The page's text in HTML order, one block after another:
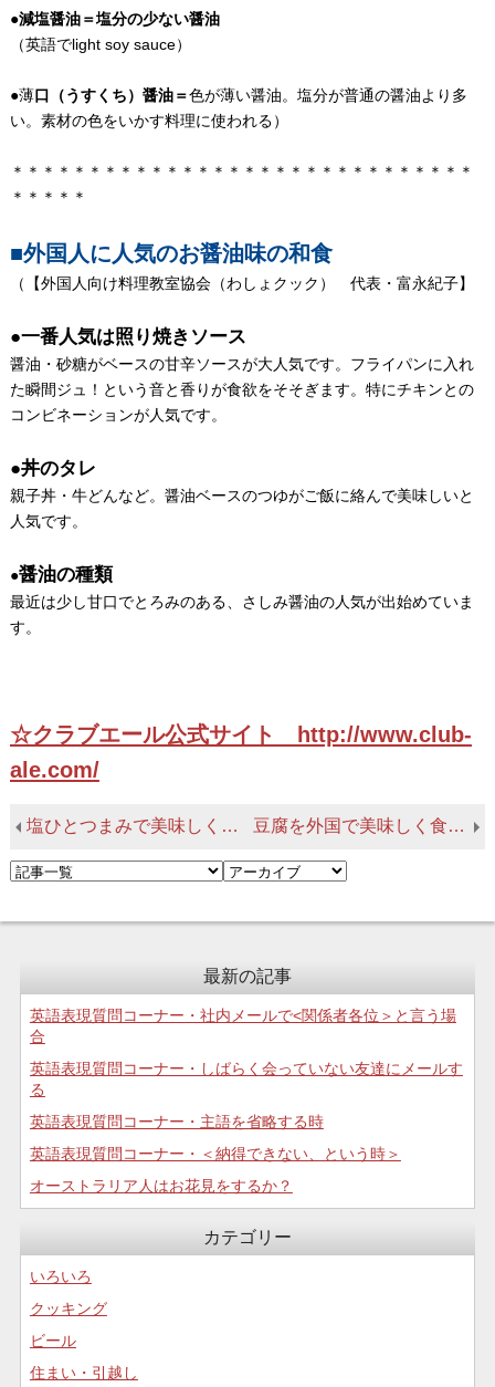
●減塩醤油＝塩分の少ない醤油
（英語でlight soy sauce）
●薄口（うすくち）醤油＝色が薄い醤油。塩分が普通の醤油より多
い。素材の色をいかす料理に使われる）
＊＊＊＊＊＊＊＊＊＊＊＊＊＊＊＊＊＊＊＊＊＊＊＊＊＊＊＊＊＊
＊＊＊＊＊
■外国人に人気のお醤油味の和食
（【外国人向け料理教室協会（わしょクック） 代表・富永紀子】
●一番人気は照り焼きソース
醤油・砂糖がベースの甘辛ソースが大人気です。フライパンに入れ
た瞬間ジュ！という音と香りが食欲をそそぎます。特にチキンとの
コンビネーションが人気です。
●丼のタレ
親子丼・牛どんなど。醤油ベースのつゆがご飯に絡んで美味しいと
人気です。
●醤油の種類
最近は少し甘口でとろみのある、さしみ醤油の人気が出始めていま
す。
☆クラブエール公式サイト http://www.club-
ale.com/
塩ひとつまみで美味しくなる意外なものは？ 豆腐を外国で美味しく食べるには？－外国人にうけるレシピのヒント
最新の記事
英語表現質問コーナー・社内メールで<関係者各位＞と言う場
合
英語表現質問コーナー・しばらく会っていない友達にメールす
る
英語表現質問コーナー・主語を省略する時
英語表現質問コーナー・＜納得できない、という時＞
オーストラリア人はお花見をするか？
カテゴリー
いろいろ
クッキング
ビール
住まい・引越し